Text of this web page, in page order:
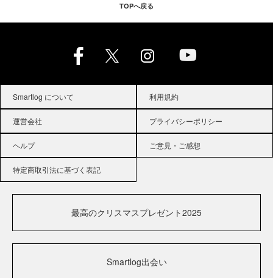
TOPへ戻る
Smartlog について 利用規約
運営会社 プライバシーポリシー
ヘルプ ご意見・ご感想
特定商取引法に基づく表記
最高のクリスマスプレゼント2025
Smartlog出会い